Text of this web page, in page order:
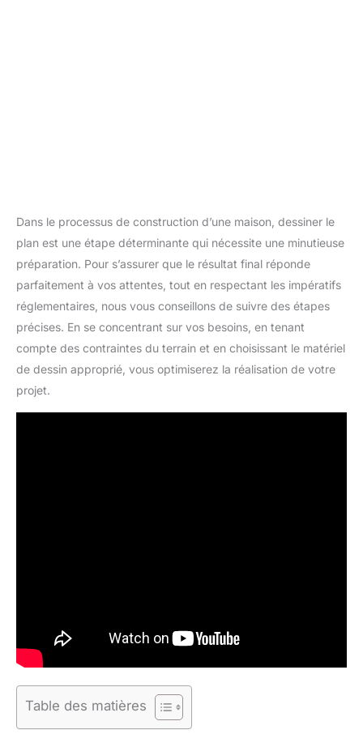
Dans le processus de construction d’une maison, dessiner le
plan est une étape déterminante qui nécessite une minutieuse
préparation. Pour s’assurer que le résultat final réponde
parfaitement à vos attentes, tout en respectant les impératifs
réglementaires, nous vous conseillons de suivre des étapes
précises. En se concentrant sur vos besoins, en tenant
compte des contraintes du terrain et en choisissant le matériel
de dessin approprié, vous optimiserez la réalisation de votre
projet.
Table des matières